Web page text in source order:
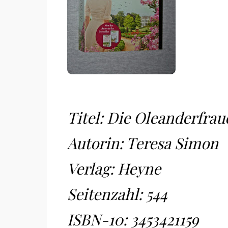
Titel: Die
Autorin: Teresa Simon
Verlag: Heyne
Seitenzahl: 544
ISBN-10: 3453421159